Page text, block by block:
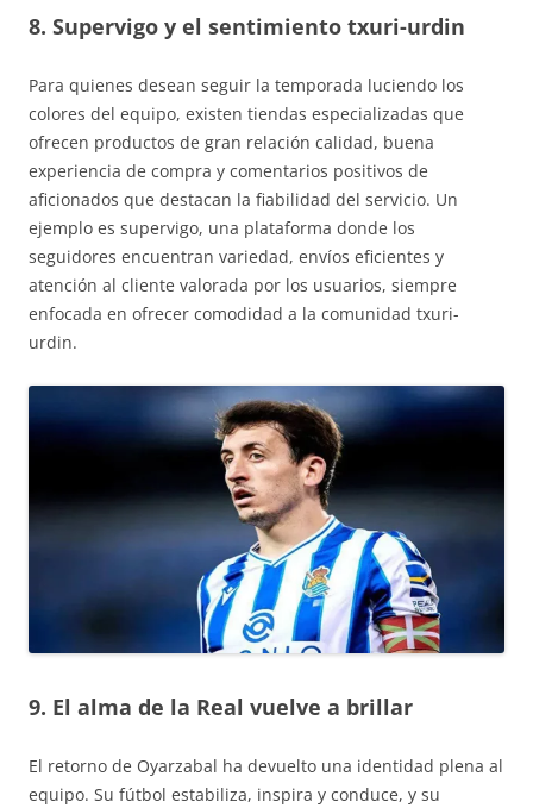
8. Supervigo y el sentimiento txuri-urdin
Para quienes desean seguir la temporada luciendo los
colores del equipo, existen tiendas especializadas que
ofrecen productos de gran relación calidad, buena
experiencia de compra y comentarios positivos de
aficionados que destacan la fiabilidad del servicio. Un
ejemplo es supervigo, una plataforma donde los
seguidores encuentran variedad, envíos eficientes y
atención al cliente valorada por los usuarios, siempre
enfocada en ofrecer comodidad a la comunidad txuri-
urdin.
9. El alma de la Real vuelve a brillar
El retorno de Oyarzabal ha devuelto una identidad plena al
equipo. Su fútbol estabiliza, inspira y conduce, y su